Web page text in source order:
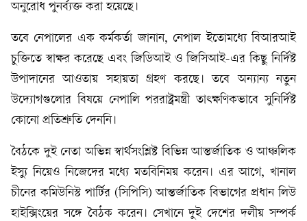
অনুরোধ পুনর্ব্যক্ত করা হয়েছে।
তবে নেপালের এক কর্মকর্তা জানান, নেপাল ইতোমধ্যে বিআরআই
চুক্তিতে স্বাক্ষর করেছে এবং জিডিআই ও জিসিআই-এর কিছু নির্দিষ্ট
উপাদানের আওতায় সহায়তা গ্রহণ করছে। তবে অন্যান্য নতুন
উদ্যোগগুলোর বিষয়ে নেপালি পররাষ্ট্রমন্ত্রী তাৎক্ষণিকভাবে সুনির্দিষ্ট
কোনো প্রতিশ্রুতি দেননি।
বৈঠকে দুই নেতা অভিন্ন স্বার্থসংশ্লিষ্ট বিভিন্ন আন্তর্জাতিক ও আঞ্চলিক
ইস্যু নিয়েও নিজেদের মধ্যে মতবিনিময় করেন। এর আগে, খানাল
চীনের কমিউনিস্ট পার্টির (সিপিসি) আন্তর্জাতিক বিভাগের প্রধান লিউ
হাইক্সিংয়ের সঙ্গে বৈঠক করেন। সেখানে দুই দেশের দলীয় সম্পর্ক